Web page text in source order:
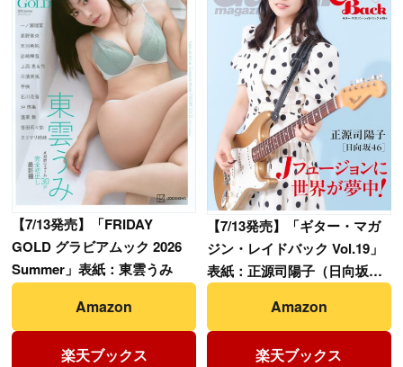
【7/13発売】「FRIDAY
GOLD グラビアムック 2026
Summer」表紙：東雲うみ
Amazon
楽天ブックス
【7/13発売】「ギター・マガ
ジン・レイドバック Vol.19」
表紙：正源司陽子（日向坂
46）
Amazon
楽天ブックス